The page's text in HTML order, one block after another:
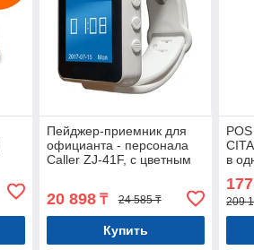
Пейджер-приемник для
официанта - персонала
Caller ZJ-41F, с цветным
20 898₸ 24 585 ₸
Купить
в
209